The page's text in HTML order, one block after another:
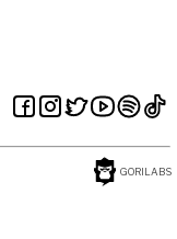
GORILABS